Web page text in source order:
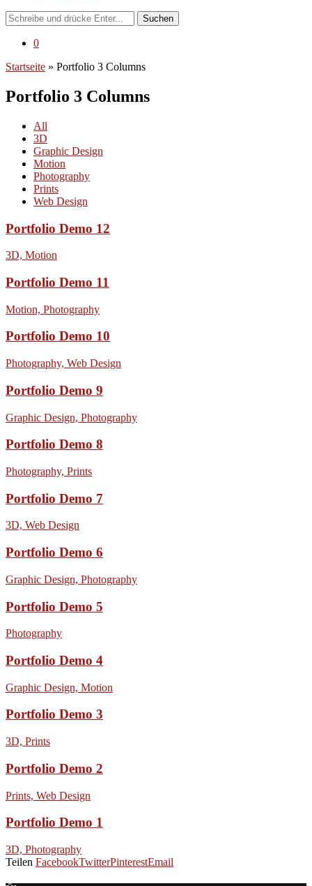
Suchen
0
Startseite » Portfolio 3 Columns
Portfolio 3 Columns
All
3D
Graphic Design
Motion
Photography
Prints
Web Design
Portfolio Demo 12
3D, Motion
Portfolio Demo 11
Motion, Photography
Portfolio Demo 10
Photography, Web Design
Portfolio Demo 9
Graphic Design, Photography
Portfolio Demo 8
Photography, Prints
Portfolio Demo 7
3D, Web Design
Portfolio Demo 6
Graphic Design, Photography
Portfolio Demo 5
Photography
Portfolio Demo 4
Graphic Design, Motion
Portfolio Demo 3
3D, Prints
Portfolio Demo 2
Prints, Web Design
Portfolio Demo 1
3D, Photography
Teilen FacebookTwitterPinterestEmail